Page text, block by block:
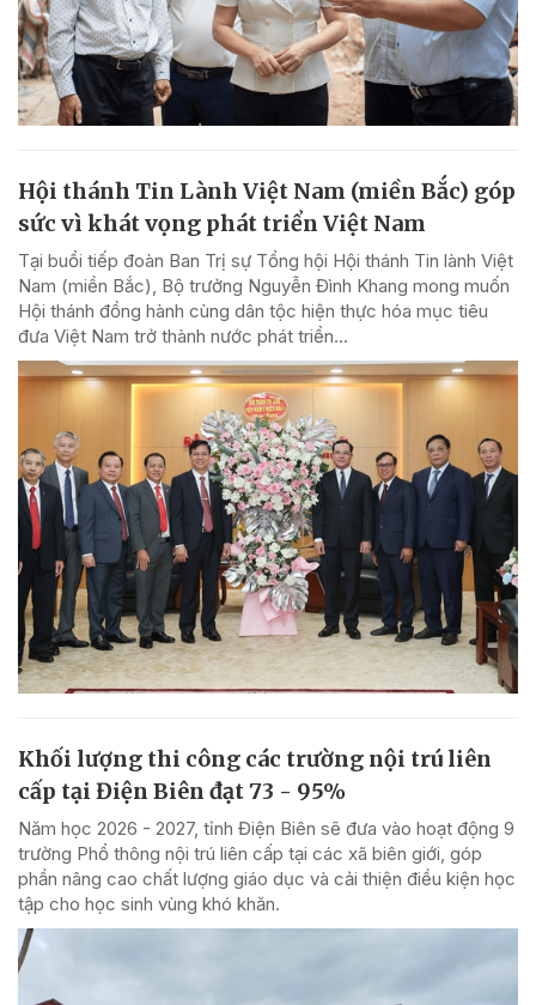
Hội thánh Tin Lành Việt Nam (miền Bắc) góp
sức vì khát vọng phát triển Việt Nam
Tại buổi tiếp đoàn Ban Trị sự Tổng hội Hội thánh Tin lành Việt
Nam (miền Bắc), Bộ trưởng Nguyễn Đình Khang mong muốn
Hội thánh đồng hành cùng dân tộc hiện thực hóa mục tiêu
đưa Việt Nam trở thành nước phát triển...
Khối lượng thi công các trường nội trú liên
cấp tại Điện Biên đạt 73 - 95%
Năm học 2026 - 2027, tỉnh Điện Biên sẽ đưa vào hoạt động 9
trường Phổ thông nội trú liên cấp tại các xã biên giới, góp
phần nâng cao chất lượng giáo dục và cải thiện điều kiện học
tập cho học sinh vùng khó khăn.